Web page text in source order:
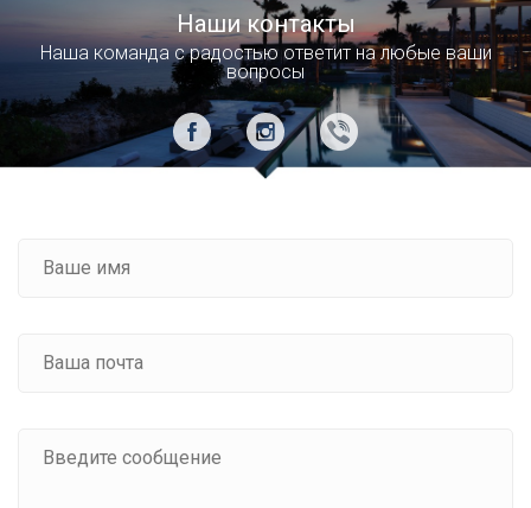
Наши контакты
Наша команда с радостью ответит на любые ваши
вопросы